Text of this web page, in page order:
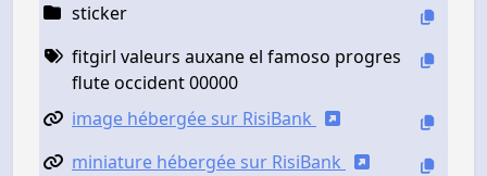
sticker
fitgirl valeurs auxane el famoso progres
flute occident 00000
image hébergée sur RisiBank
miniature hébergée sur RisiBank